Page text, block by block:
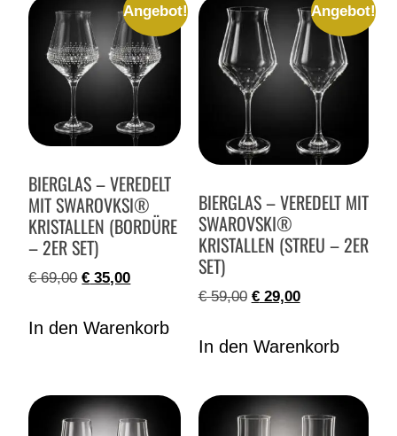
Angebot!
BIERGLAS – VEREDELT
MIT SWAROVKSI®
KRISTALLEN (BORDÜRE
– 2ER SET)
€69,00 € 35,00
In den Warenkorb
Angebot!
BIERGLAS – VEREDELT MIT
SWAROVSKI®
KRISTALLEN (STREU – 2ER
SET)
€59,00 €29,00
In den Warenkorb